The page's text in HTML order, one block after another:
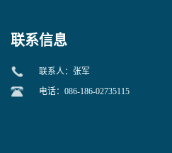
联系信息
联系人：张军
电话：086-186-02735115